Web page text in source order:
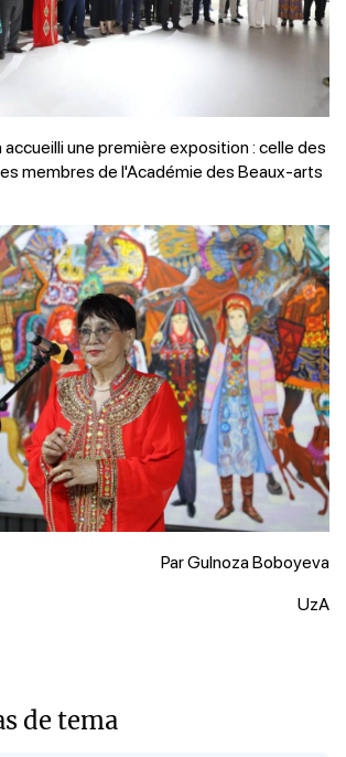
accueilli une première exposition : celle des
membres de l'Académie des Beaux-arts
Par Gulnoza Boboyeva
UzA
de tema